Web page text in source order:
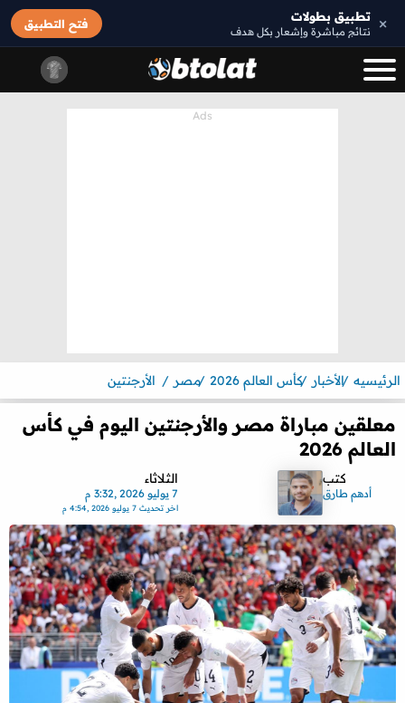
× تطبيق بطولات
نتائج مباشرة وإشعار بكل هدف
فتح التطبيق
الرئيسيه الأخبار كأس العالم 2026 مصر الأرجنتين
معلقين مباراة مصر والأرجنتين اليوم في كأس
العالم 2026
كتب
أدهم طارق
الثلاثاء
7 يوليو 2026 ,3:32 م
اخر تحديث7 يوليو 2026 ,4:54 م